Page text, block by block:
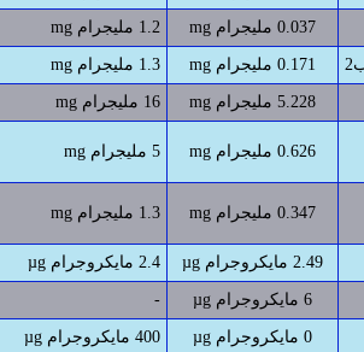
0.037 مليجرام mg 1.2 مليجرام mg
0.171 مليجرام mg 1.3 مليجرام mg
5.228 مليجرام mg 16 مليجرام mg
0.626 مليجرام mg 5 مليجرام mg
0.347 مليجرام mg 1.3 مليجرام mg
2.49 مايكروجرام µg 2.4 مايكروجرام µg
6 مايكروجرام µg -
0 مايكروجرام µg 400 مايكروجرام µg